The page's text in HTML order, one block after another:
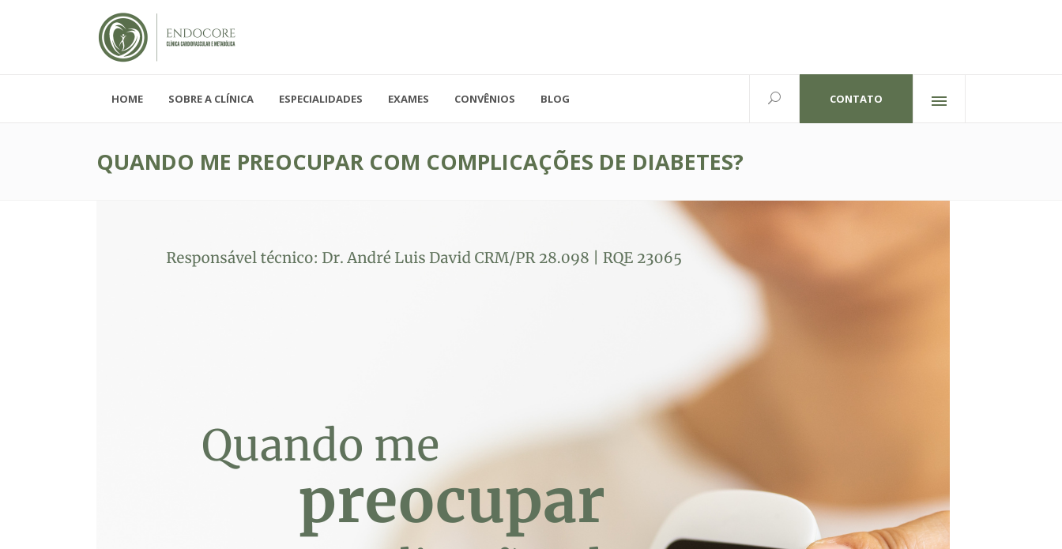
Segunda - Sexta-feira, das 08h-19h
41.3779-5559
Rua Doutor Alexandre Gutierrez,826
Redes sociais
HOME SOBRE A CLÍNICA ESPECIALIDADES EXAMES CONVÊNIOS BLOG CONTATO
QUANDO ME PREOCUPAR COM COMPLICAÇÕES DE DIABETES?